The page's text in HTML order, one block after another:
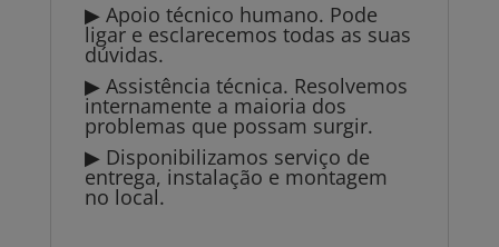
▶ Apoio técnico humano. Pode
ligar e esclarecemos todas as suas
dúvidas.
▶ Assistência técnica. Resolvemos
internamente a maioria dos
problemas que possam surgir.
▶ Disponibilizamos serviço de
entrega, instalação e montagem
no local.